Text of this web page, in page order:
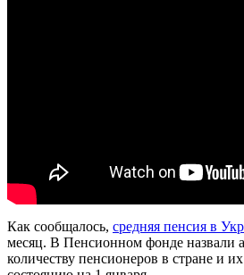
Как сообщалось, средняя пенсия в
месяц. В Пенсионном фонде назвали
количеству пенсионеров в стране и